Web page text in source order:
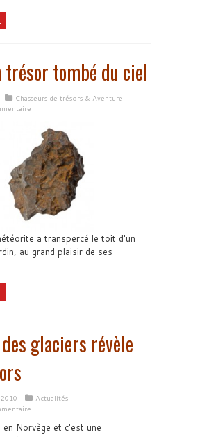
trésor tombé du ciel
Chasseurs de trésors & Aventure
a transpercé le toit d'un
au grand plaisir de ses
glaciers révèle
Actualités
en Norvège et c'est une